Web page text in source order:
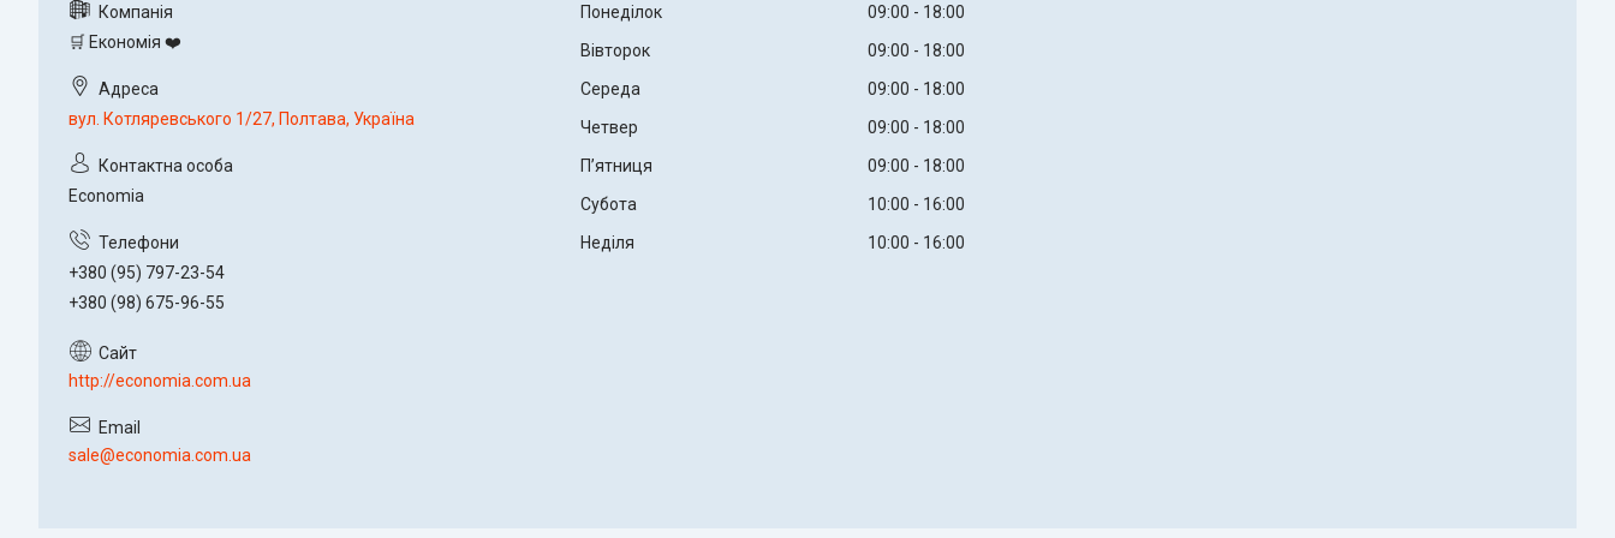
🛒 Економія ❤️
вул. Котляревського 1/27, Полтава, Україна
Economia
+380 (95) 797-23-54
+380 (98) 675-96-55
http://economia.com.ua
sale@economia.com.ua
Понеділок 09:00
18:00
Вівторок
09:00
18:00
Середа
09:00
18:00
Четвер
09:00
18:00
Пʼятниця
09:00
18:00
Субота
10:00
16:00
Неділя
10:00 16:00